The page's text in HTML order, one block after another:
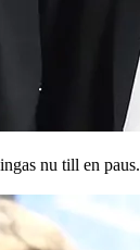
nu till en paus.